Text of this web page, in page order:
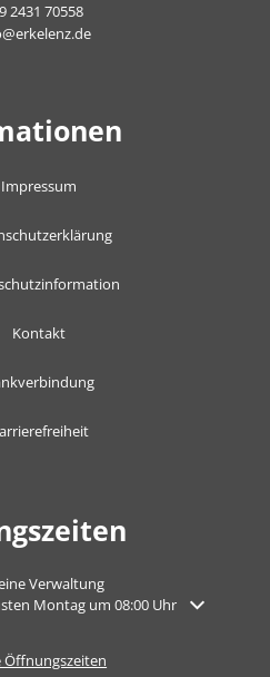
2431 70558
Impressum
Kontakt
Verwaltung
oder Schließzeiten auszublenden
Montag um 08:00 Uhr
Öffnungszeiten